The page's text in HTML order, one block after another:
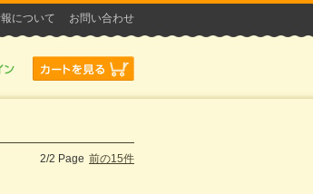
お問い合わせ
について
前の15件
2/2 Page